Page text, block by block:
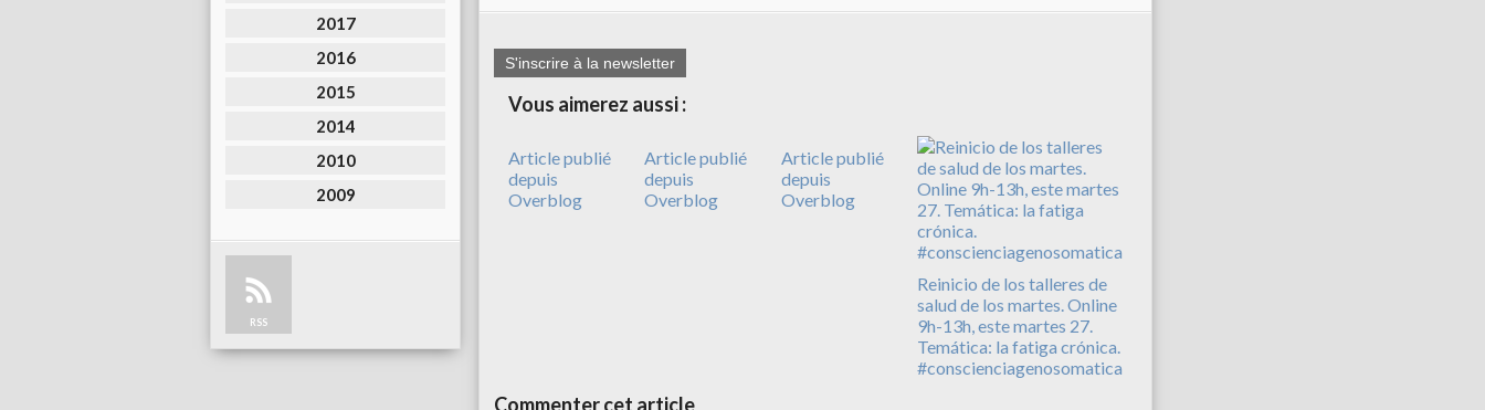
2017
2016
2015
2014
2010
2009
RSS
S'inscrire à la newsletter
Vous aimerez aussi :
Article publié
depuis
Overblog
Article publié
depuis
Overblog
Article publié
depuis
Overblog
Reinicio de los talleres de
salud de los martes. Online
9h-13h, este martes 27.
Temática: la fatiga crónica.
#conscienciagenosomatica
Commenter cet article